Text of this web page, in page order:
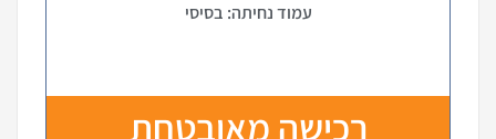
עמוד נחיתה: בסיסי
רכישה מאובטחת